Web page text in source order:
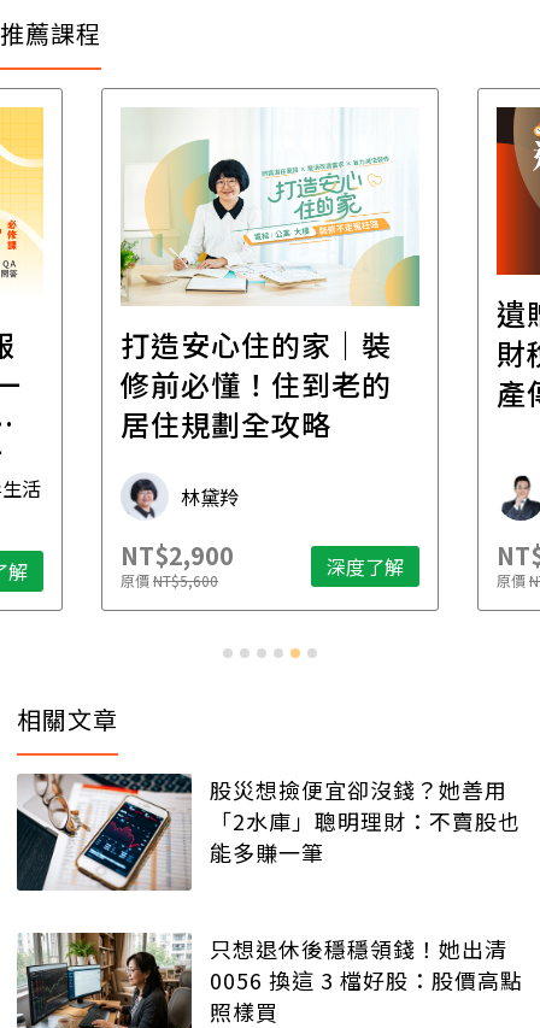
推薦課程
活
解
打造安心住的家｜裝
修前必懂！住到老的
居住規劃全攻略
林黛羚
NT$2,900
原價NT$5,600 深度了解
遺
財
產
原價
相關文章
股災想撿便宜卻沒錢？她善用
「2水庫」聰明理財：不賣股也
能多賺一筆
只想退休後穩穩領錢！她出清
0056 換這 3 檔好股：股價高點
照樣買